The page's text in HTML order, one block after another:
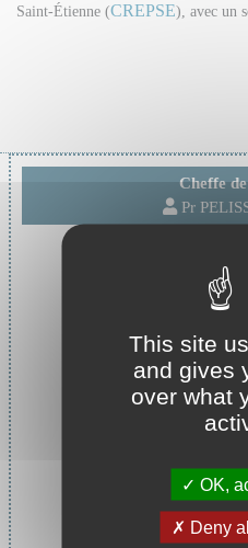
Cheffe
Pr
Saint-Étienne (CREPSE), avec un
This site
and gives
over what
OK,
Deny